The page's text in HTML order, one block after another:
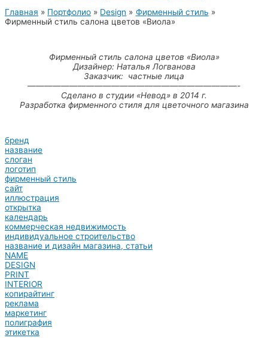
Главная
Портфолио Design
Фирменный стиль
Фирменный стиль салона цветов «Виола»
Фирменный стиль салона цветов «Виола»
Дизайнер: Наталья Логванова
Заказчик: частные лица
—————————————————————————-
Сделано в студии «Невод» в 2014 г.
Разработка фирменного стиля для цветочного магазина
бренд
название
слоган
логотип
фирменный стиль
сайт
иллюстрация
открытка
календарь
коммерческая недвижимость
индивидуальное строительство
название и дизайн магазина, статьи
NAME
DESIGN
PRINT
INTERIOR
копирайтинг
реклама
маркетинг
полиграфия
этикетка